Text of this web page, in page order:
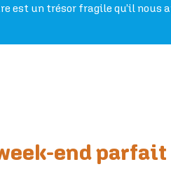
est un trésor fragile qu’il nous
end